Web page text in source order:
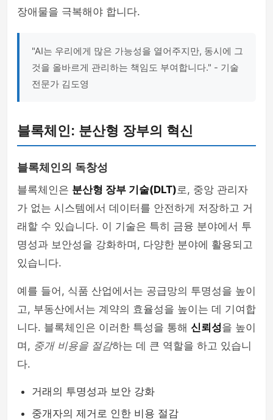
장애물을 극복해야 합니다.
"AI는 우리에게 많은 가능성을 열어주지만, 동시에 그
것을 올바르게 관리하는 책임도 부여합니다." - 기술
전문가 김도영
블록체인: 분산형 장부의 혁신
블록체인의 독창성
블록체인은 분산형 장부 기술(DLT)로, 중앙 관리자
가 없는 시스템에서 데이터를 안전하게 저장하고 거
래할 수 있습니다. 이 기술은 특히 금융 분야에서 투
명성과 보안성을 강화하며, 다양한 분야에 활용되고
있습니다.
예를 들어, 식품 산업에서는 공급망의 투명성을 높이
고, 부동산에서는 계약의 효율성을 높이는 데 기여합
니다. 블록체인은 이러한 특성을 통해 신뢰성을 높이
며, 중개 비용을 절감하는 데 큰 역할을 하고 있습니
다.
거래의 투명성과 보안 강화
중개자의 제거로 인한 비용 절감